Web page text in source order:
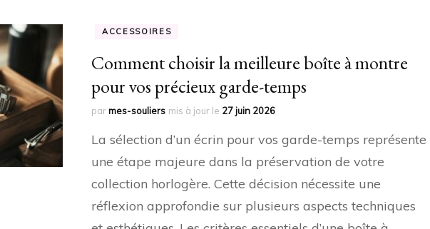
ACCESSOIRES
Comment choisir la meilleure boîte à montre
pour vos précieux garde-temps
parmes-souliers mis à jour le 27 juin 2026
La sélection d’un écrin pour vos garde-temps représente
une étape majeure dans la préservation de votre
collection horlogère. Cette décision nécessite une
réflexion approfondie sur plusieurs aspects techniques